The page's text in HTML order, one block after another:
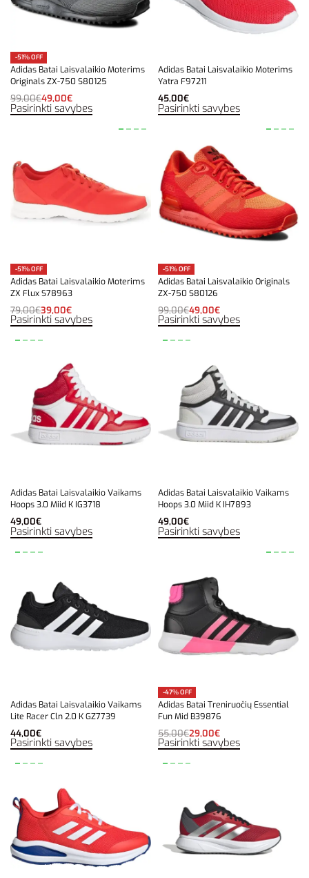
-51% OFF
Adidas Batai Laisvalaikio Moterims
Originals ZX-750 S80125
99,00€49,00€
Pasirinkti savybes
Adidas Batai Laisvalaikio Moterims
Yatra F97211
45,00€
Pasirinkti savybes
-51% OFF
Adidas Batai Laisvalaikio Moterims
ZX Flux S78963
79,00€39,00€
Pasirinkti savybes
-51% OFF
Adidas Batai Laisvalaikio Originals
ZX-750 S80126
99,00€49,00€
Pasirinkti savybes
Adidas Batai Laisvalaikio Vaikams
Hoops 3.0 Miid K IG3718
49,00€
Pasirinkti savybes
Adidas Batai Laisvalaikio Vaikams
Hoops 3.0 Miid K IH7893
49,00€
Pasirinkti savybes
Adidas Batai Laisvalaikio Vaikams
Lite Racer Cln 2.0 K GZ7739
44,00€
Pasirinkti savybes
-47% OFF
Adidas Batai Treniruočių Essential
Fun Mid B39876
55,00€29,00€
Pasirinkti savybes